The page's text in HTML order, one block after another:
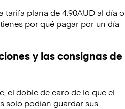
plana de 4.90AUD al día o
por qué pagar por un día
y las consignas de
el doble de caro de lo que el
solo podían guardar sus